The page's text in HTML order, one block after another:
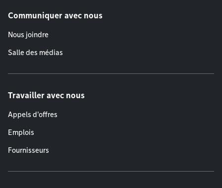
Communiquer avec nous
Nous joindre
Salle des médias
Travailler avec nous
Appels d'offres
Emplois
Fournisseurs